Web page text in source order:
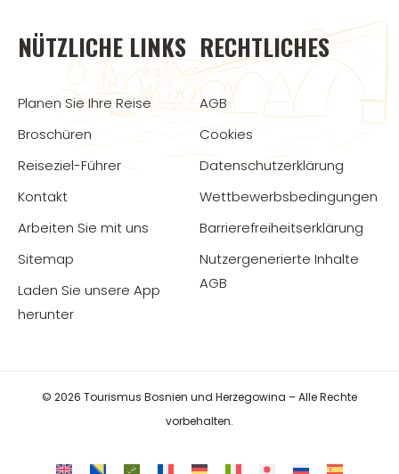
NÜTZLICHE LINKS
Planen Sie Ihre Reise
Broschüren
Reiseziel-Führer
Kontakt
Arbeiten Sie mit uns
Sitemap
Laden Sie unsere App
herunter
RECHTLICHES
AGB
Cookies
Datenschutzerklärung
Wettbewerbsbedingungen
Barrierefreiheitserklärung
Nutzergenerierte Inhalte
AGB
© 2026 Tourismus Bosnien und Herzegowina – Alle Rechte
vorbehalten.